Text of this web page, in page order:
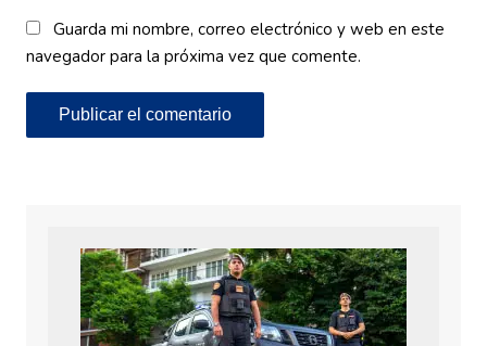
Guarda mi nombre, correo electrónico y web en este
navegador para la próxima vez que comente.